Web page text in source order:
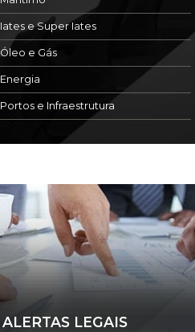
Iates e Super Iates
Óleo e Gás
Energia
Portos e Infraestrutura
ALERTAS LEGAIS